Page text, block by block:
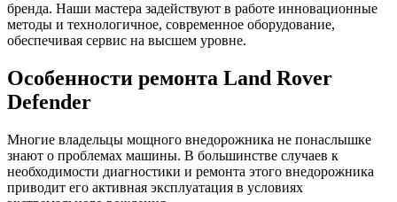
бренда. Наши мастера задействуют в работе инновационные
методы и технологичное, современное оборудование,
обеспечивая сервис на высшем уровне.
Особенности ремонта Land Rover
Defender
Многие владельцы мощного внедорожника не понаслышке
знают о проблемах машины. В большинстве случаев к
необходимости диагностики и ремонта этого внедорожника
приводит его активная эксплуатация в условиях